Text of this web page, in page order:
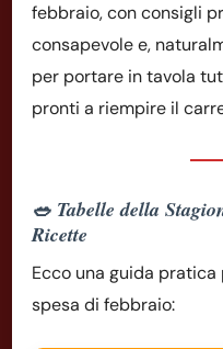
febbraio, con consigli
consapevole e,
per portare in tavola
pronti a riempire il
🥗 Tabelle della
Ricette
Ecco una guida
spesa di febbraio: